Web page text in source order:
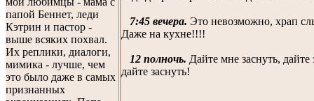
папой Беннет, леди
Кэтрин и пастор -
выше всяких похвал.
Их реплики, диалоги,
мимика - лучше, чем
это было даже в самых
признанных
7:45 вечера. Это невозможно, храп
Даже на кухне!!!!
12 полночь. Дайте мне заснуть,
дайте заснуть!